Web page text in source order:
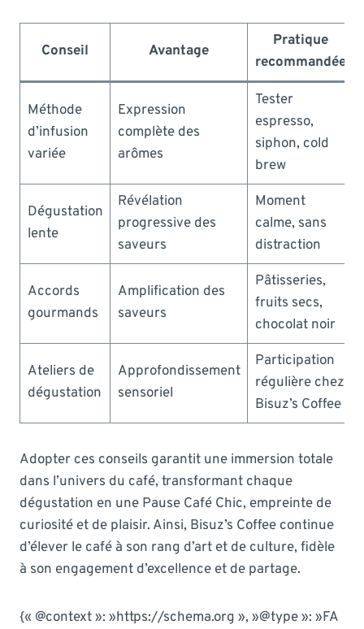
Conseil Avantage
Pratique
recommandée
Méthode
d’infusion
variée
Expression
complète des
arômes
Tester
espresso,
siphon, cold
brew
Dégustation
lente
Révélation
progressive des
saveurs
Moment
calme, sans
distraction
Accords
gourmands
Amplification des
saveurs
Pâtisseries,
fruits secs,
chocolat noir
Ateliers de
dégustation
Approfondissement
sensoriel
Participation
régulière chez
Bisuz’s Coffee
Adopter ces conseils garantit une immersion totale
dans l’univers du café, transformant chaque
dégustation en une Pause Café Chic, empreinte de
curiosité et de plaisir. Ainsi, Bisuz’s Coffee continue
d’élever le café à son rang d’art et de culture, fidèle
à son engagement d’excellence et de partage.
{« @context »: »https://schema.org », »@type »: »FA